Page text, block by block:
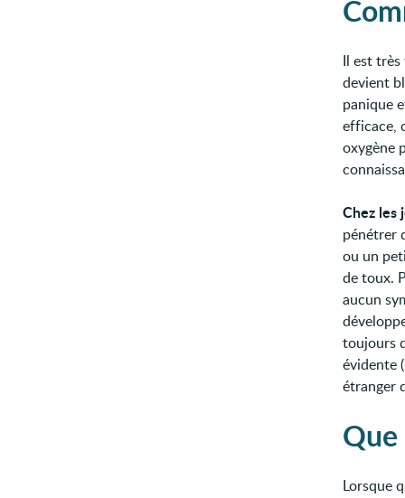
Il est
devient
panique
efficace,
oxygène
Chez les
pénétrer
ou un
de toux.
aucun
toujours
évidente
étranger
Lorsque